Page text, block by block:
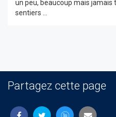
un peu, beaucoup mais jamais
sentiers ...
Partagez cette page